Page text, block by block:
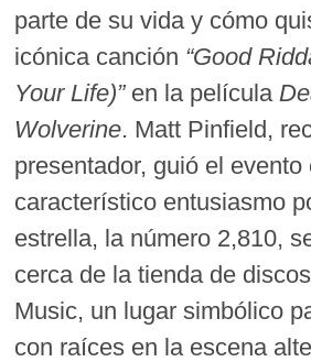
parte de su vida y cómo
icónica canción “Good
Your Life)”en la película
Wolverine. Matt Pinfield,
presentador, guió el evento
característico entusiasmo
estrella, la número 2,810,
cerca de la tienda de
Music, un lugar simbólico
con raíces en la escena